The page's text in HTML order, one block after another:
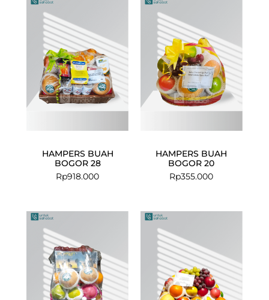
HAMPERS BUAH
BOGOR 28
Rp918.000
HAMPERS BUAH
BOGOR 20
Rp355.000